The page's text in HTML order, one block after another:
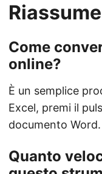
Come
online?
È un semplice
Excel, premi il
documento Word.
Quanto